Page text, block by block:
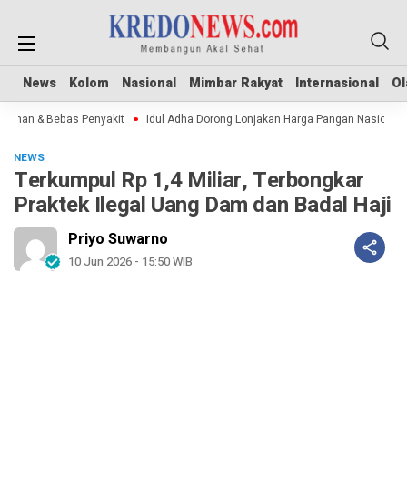
News Kolom Nasional Mimbar Rakyat Internasional
News Kolom Nasional Mimbar Rakyat Internasional
& Bebas Penyakit Idul Adha Dorong Lonjakan Harga Pangan Nasional
NEWS
Terkumpul Rp 1,4 Miliar, Terbongkar
Praktek Ilegal Uang Dam dan Badal Haji
Priyo Suwarno
10 Jun 2026 - 15:50 WIB